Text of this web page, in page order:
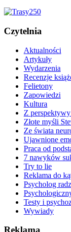
Czytelnia
Aktualności
Artykuły
Wydarzenia
Recenzje
Felietony
Zapowiedzi
Kultura
Z
Złote myśli
Ze świata
Ujawnione
Praca od
7 nawyków
Try to lie
Reklama do
Psycholog
Testy i
Wywiady